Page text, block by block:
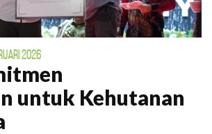
2026
untuk Kehutanan